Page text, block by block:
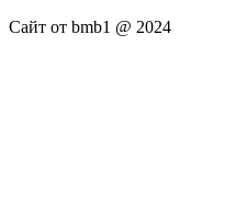
Сайт от bmb1 @ 2024